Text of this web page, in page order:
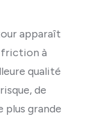
apparaît
friction à
qualité
de
grande